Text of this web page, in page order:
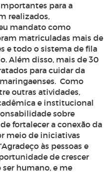
para a
realizados,
mandato como
matriculadas mais de
e todo o sistema de fila
Além disso, mais de 30
para cuidar da
Como
outras atividades,
e institucional
sobre
fortalecer a conexão da
meio de iniciativas
às pessoas e
de crescer
humano, e me